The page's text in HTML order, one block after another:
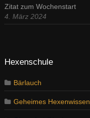
Zitat zum Wochenstart
4. März 2024
Hexenschule
Bärlauch
Geheimes Hexenwissen